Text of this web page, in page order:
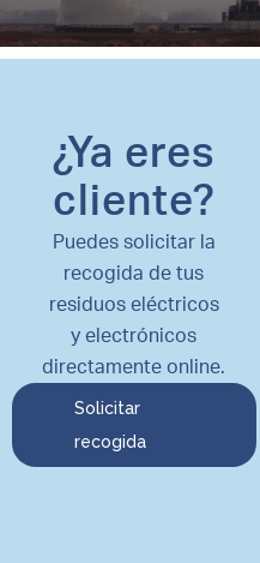
¿Ya eres
cliente?
Puedes solicitar la
recogida de tus
residuos eléctricos
y electrónicos
directamente online.
Solicitar
recogida